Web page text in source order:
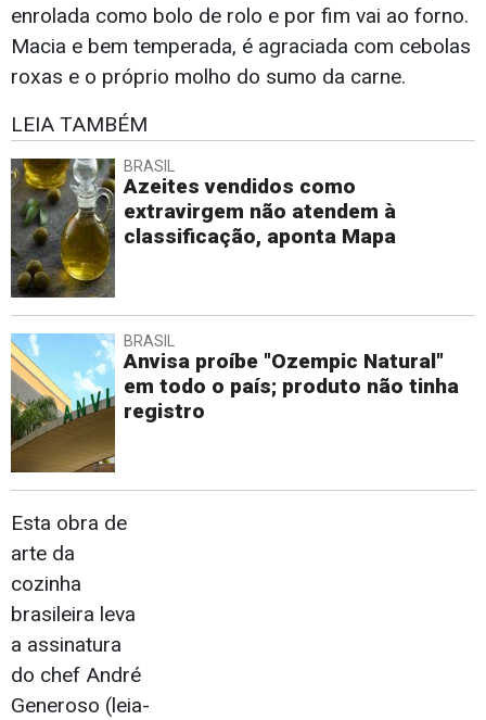
enrolada como bolo de rolo e por fim vai ao forno.
Macia e bem temperada, é agraciada com cebolas
roxas e o próprio molho do sumo da carne.
LEIA TAMBÉM
BRASIL
Azeites vendidos como
extravirgem não atendem à
classificação, aponta Mapa
BRASIL
Anvisa proíbe "Ozempic Natural"
em todo o país; produto não tinha
registro
Esta obra de
arte da
cozinha
brasileira leva
a assinatura
do chef André
Generoso (leia-